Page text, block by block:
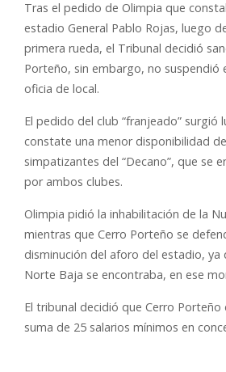
Tras el pedido de Olimpia que
estadio General Pablo Rojas, luego
primera rueda, el Tribunal decidió
Porteño, sin embargo, no suspendió
oficia de local.
El pedido del club “franjeado” surgió
constate una menor disponibilidad
simpatizantes del “Decano”, que se
por ambos clubes.
Olimpia pidió la inhabilitación de la
mientras que Cerro Porteño se
disminución del aforo del estadio, ya
Norte Baja se encontraba, en ese
El tribunal decidió que Cerro Porteño
suma de 25 salarios mínimos en